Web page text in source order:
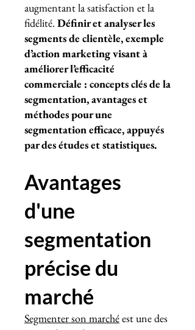
augmentant la satisfaction et la
fidélité. Définir et analyser les
segments de clientèle, exemple
d’action marketing visant à
améliorer l’efficacité
commerciale : concepts clés de la
segmentation, avantages et
méthodes pour une
segmentation efficace, appuyés
par des études et statistiques.
Avantages
d'une
segmentation
précise du
marché
Segmenter son marchéest une des